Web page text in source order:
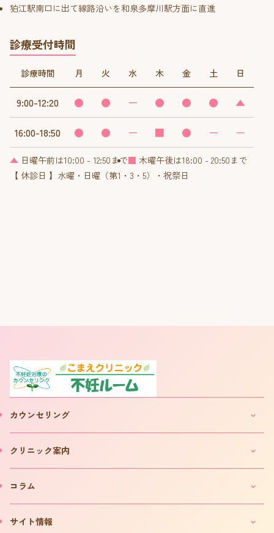
狛江駅南口に出て線路沿いを和泉多摩川駅方面に直進
診療受付時間
診療時間 月 火 水 木 金 土 日
9:00-12:20 ● ● ー ● ● ● ▲
16:00-18:50 ● ● ー ■ ● ー ー
▲ 日曜午前は10:00 - 12:50まで■ 木曜午後は18:00 - 20:50まで
【 休診日 】水曜・日曜（第1・3・5）・祝祭日
カウンセリング
IVF(体外受精)カウンセリングのご案内
カウンセリング予約について
お問い合わせ
クリニック案内
院長プロフィール
よくある質問
コラム
インタビュー
サイト情報